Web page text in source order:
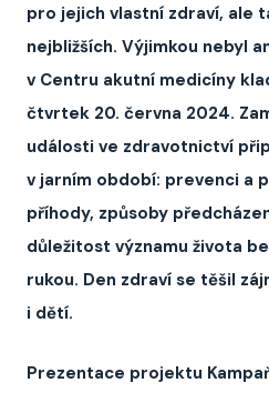
pro jejich vlastní zdraví, ale
nejbližších. Výjimkou nebyl
v Centru akutní medicíny
čtvrtek 20. června 2024.
události ve zdravotnictví
v jarním období: prevenci a
příhody, způsoby
důležitost významu života
rukou. Den zdraví se těšil
i dětí.
Prezentace projektu